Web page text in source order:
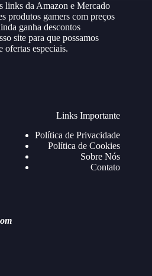
links da Amazon e Mercado
produtos gamers com preços
ganha descontos
site para que possamos
ofertas especiais.
Links Importante
Política de Privacidade
Política de Cookies
Sobre Nós
Contato